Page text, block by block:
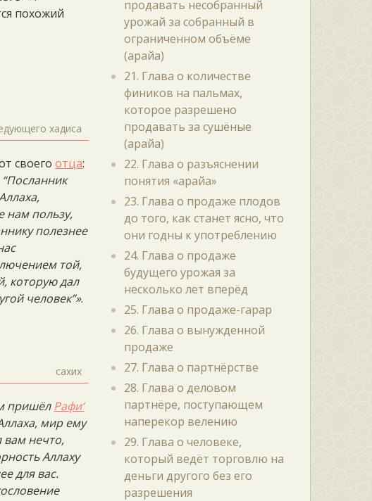
похожий
хадиса
своегоотца:
нам пользу,
полезнее
той,
которую дал
человек”».
сахих
пришёлРафи‘
мир ему
вам нечто,
Аллаху
для вас.
продавать несобранный
урожай за собранный в
ограниченном объёме
(арайа)
21. Глава о количестве
фиников на пальмах,
которое разрешено
продавать за сушёные
(арайа)
22. Глава о разъяснении
понятия «арайа»
23. Глава о продаже плодов
до того, как станет ясно, что
они годны к употреблению
24. Глава о продаже
будущего урожая за
несколько лет вперёд
25. Глава о продаже-гарар
26. Глава о вынужденной
продаже
27. Глава о партнёрстве
28. Глава о деловом
партнёре, поступающем
наперекор велению
29. Глава о человеке,
который ведёт торговлю на
деньги другого без его
разрешения